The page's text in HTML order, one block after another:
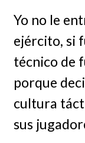
Yo no le
ejército, si
técnico de
porque
cultura
sus